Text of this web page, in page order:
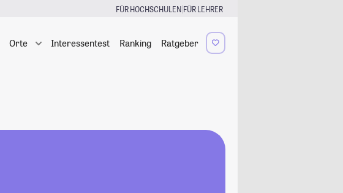
FÜR HOCHSCHULEN|FÜR LEHRER
Orte Interessentest Ranking Ratgeber